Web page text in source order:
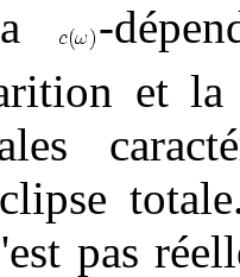
-
et la
pas